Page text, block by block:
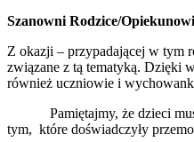
Szanowni Rodzice/
Z okazji – przypadającej w tym
związane z tą tematyką. Dzięki
również uczniowie i
Pamiętajmy, że dzieci muszą
tym, które doświadczyły